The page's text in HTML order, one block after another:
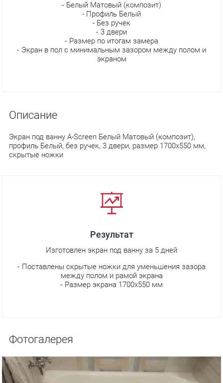
Белый Матовый (композит)
Профиль Белый
Без ручек
3 двери
Размер по итогам замера
Экран в пол с минимальным зазором между полом и
экраном
Описание
Экран под ванну A-Screen Белый Матовый (композит),
профиль Белый, без ручек, 3 двери, размер 1700х550 мм,
скрытые ножки
Результат
Изготовлен экран под ванну за 5 дней
Поставлены скрытые ножки для уменьшения зазора
между полом и рамой экрана
Размер экрана 1700х550 мм
Фотогалерея